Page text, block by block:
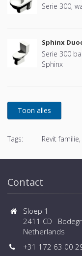
Serie 300,
Sphinx
Serie 300
Sphinx
Tags: Revit
Contact
Sloep 1
2411 CD
Netherlands
+31 172 63 00